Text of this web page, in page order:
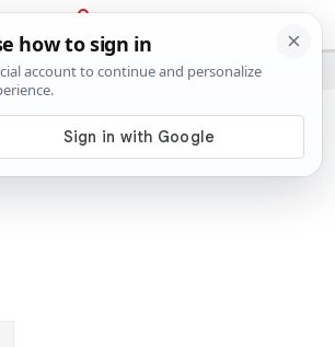
PRIJAVA